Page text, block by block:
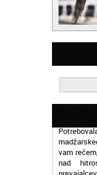
Matjaž iz
Lahko
Oxford,
Martina
vam
nad